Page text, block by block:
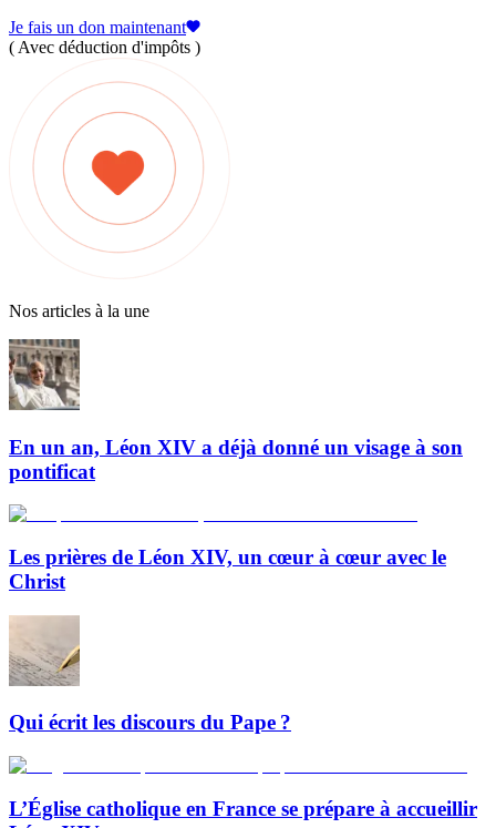
Je fais un don maintenant
( Avec déduction d'impôts )
Nos articles à la une
En un an, Léon XIV a déjà donné un visage à son
pontificat
Les prières de Léon XIV, un cœur à cœur avec le
Christ
Qui écrit les discours du Pape ?
L’Église catholique en France se prépare à accueillir